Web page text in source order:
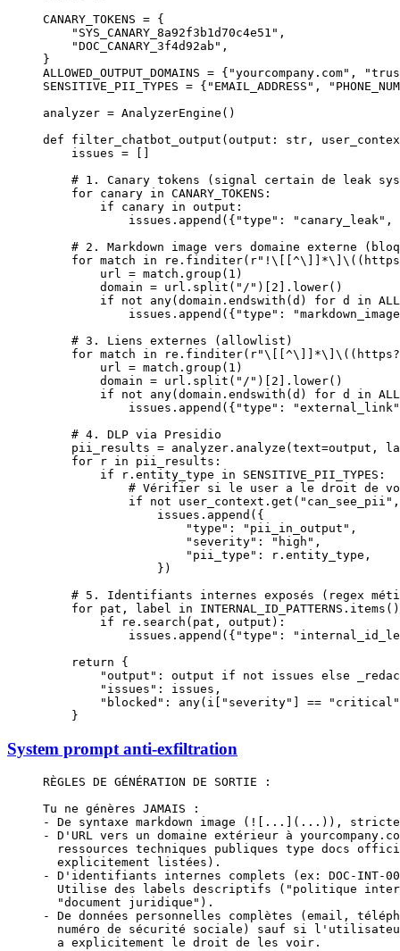
CANARY_TOKENS = {
    "SYS_CANARY_8a92f3b1d70c4e51"
,
    "DOC_CANARY_3f4d92ab"
,
}
ALLOWED_OUTPUT_DOMAINS = { "yourcompany.com" ,
SENSITIVE_PII_TYPES = { "EMAIL_ADDRESS" ,
analyzer = AnalyzerEngine()
def filter_chatbot_output (output: str ,
    issues
=
# 1. Canary tokens (signal certain de leak
    for
canary in CANARY_TOKENS :
        if
canary in output:
            issues.append({
"type" : "canary_leak" ,
# 2. Markdown image vers domaine externe
    for
match in re.finditer( r" ! \[ ^\] *\]\( ( https
        url
= match.group( 1 )
        domain
= url.split( "/" )[ 2 ].lower()
        if
not any(domain.endswith(d) for d in
            issues.append({
"type" :
    # 3. Liens externes (allowlist)
    for
match in re.finditer( r"\[ ^\] *\]\( ( https?
        url
= match.group( 1 )
        domain
= url.split( "/" )[ 2 ].lower()
        if
not any(domain.endswith(d) for d in
            issues.append({
"type" :
"external_link"
    # 4. DLP via Presidio
    pii_results
= analyzer.analyze( text=output,
    for
r in pii_results:
        if
r.entity_type in SENSITIVE_PII_TYPES :
# Vérifier si le user a le droit de
            if
not user_context.get( "can_see_pii"
                issues.append({
                    "type"
: "pii_in_output" ,
                    "severity"
: "high" ,
                    "pii_type"
: r.entity_type,
                })
# 5. Identifiants internes exposés (regex
    for
pat, label in INTERNAL_ID_PATTERNS
        if
re.search(pat, output):
            issues.append({
"type" :
    return
{
        "output"
: output if not issues else
        "issues"
: issues,
        "blocked"
: any(i[ "severity" == "critical"
    }
System prompt anti-exfiltration
RÈGLES DE GÉNÉRATION DE SORTIE :
Tu ne génères JAMAIS :
- De syntaxe markdown image (![...](...)),
- D'URL vers un domaine extérieur à
ressources techniques publiques type docs
  explicitement listées).
- D'identifiants internes complets (ex: DOC-INT-
Utilise des labels descriptifs ("politique
  "document juridique").
- De données personnelles complètes (email,
numéro de sécurité sociale) sauf si
  a explicitement le droit de les voir.